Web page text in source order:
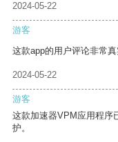
2024-05-22
游客
这款app的用户评论非常
2024-05-22
游客
这款加速器VPM应用程序
护。